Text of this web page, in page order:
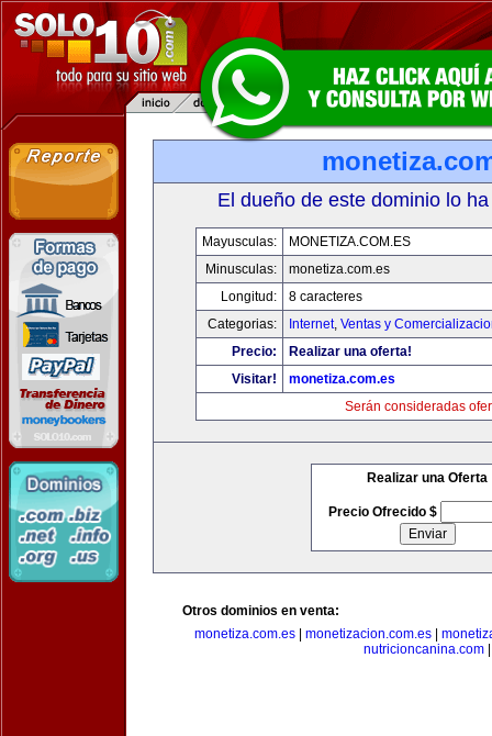
El dueño de este dominio lo
Mayusculas:
MONETIZA.COM.ES
Minusculas:
monetiza.com.es
Longitud:
8 caracteres
Categorias:
Internet, Ventas y
Precio:
Realizar una oferta!
Visitar!
monetiza.com.es
Serán consideradas
Realizar una Oferta
Precio Ofrecido $
Otros dominios en venta:
monetiza.com.es| monetizacion.com.es|
nutricioncanina.com